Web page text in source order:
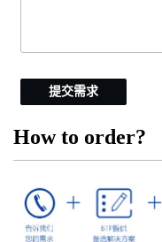
提交需求
How to order?